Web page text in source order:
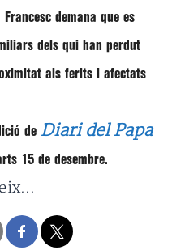
demana que es
dels qui han perdut
als ferits i afectats
de Diari del Papa
15 de desembre.